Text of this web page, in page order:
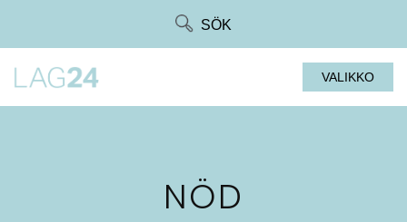
SÖK
VALIKKO
NÖD